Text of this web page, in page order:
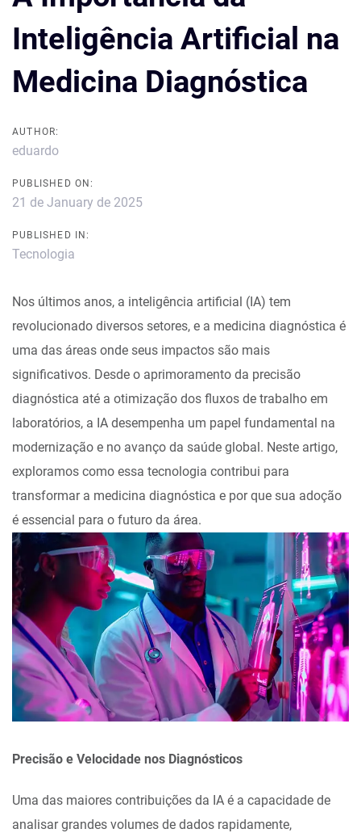
Inteligência Artificial na
Medicina Diagnóstica
AUTHOR:
eduardo
PUBLISHED ON:
21 de January de 2025
PUBLISHED IN:
Tecnologia
Nos últimos anos, a inteligência artificial (IA) tem
revolucionado diversos setores, e a medicina diagnóstica é
uma das áreas onde seus impactos são mais
significativos. Desde o aprimoramento da precisão
diagnóstica até a otimização dos fluxos de trabalho em
laboratórios, a IA desempenha um papel fundamental na
modernização e no avanço da saúde global. Neste artigo,
exploramos como essa tecnologia contribui para
transformar a medicina diagnóstica e por que sua adoção
é essencial para o futuro da área.
Precisão e Velocidade nos Diagnósticos
Uma das maiores contribuições da IA é a capacidade de
analisar grandes volumes de dados rapidamente,